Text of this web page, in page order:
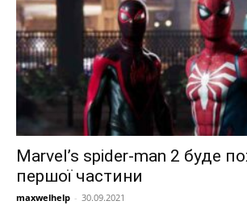
Marvel’s spider-man 2 буде
першої частини
maxwelhelp - 30.09.2021